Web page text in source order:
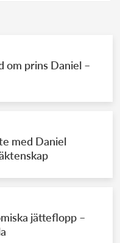
om prins Daniel –
med Daniel
jätteflopp –